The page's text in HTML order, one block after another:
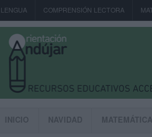
LENGUA COMPRENSIÓN LECTORA
INICIO NAVIDAD